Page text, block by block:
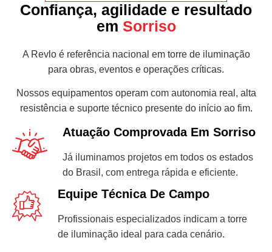
Confiança, agilidade e resultado
em Sorriso
A Revlo é referência nacional em torre de iluminação
para obras, eventos e operações críticas.
Nossos equipamentos operam com autonomia real, alta
resistência e suporte técnico presente do início ao fim.
Atuação Comprovada Em Sorriso
Já iluminamos projetos em todos os estados
do Brasil, com entrega rápida e eficiente.
Equipe Técnica De Campo
Profissionais especializados indicam a torre
de iluminação ideal para cada cenário.